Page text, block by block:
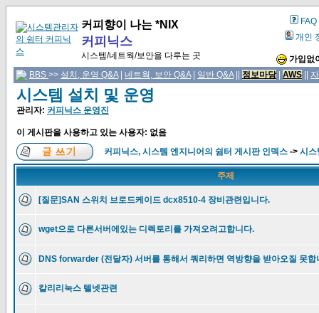
커피향이 나는 *NIX
커피닉스
시스템/네트웍/보안을 다루는 곳
FAQ
개인
가입없
BBS >> 설치, 운영 Q&A| 네트웍, 보안 Q&A| 일반 Q&A|| 정보마당| AWS
시스템 설치 및 운영
관리자: 커피닉스 운영진
이 게시판을 사용하고 있는 사용자: 없음
커피닉스, 시스템 엔지니어의 쉼터 게시판 인덱스 -> 시스
주제
[질문]SAN 스위치 브로드케이드 dcx8510-4 장비관련입니다.
wget으로 다른서버에있는 디렉토리를 가져오려고합니다.
DNS forwarder (전달자) 서버를 통해서 쿼리하면 역방향을 받아오질 못합
칼리리눅스 텔넷관련